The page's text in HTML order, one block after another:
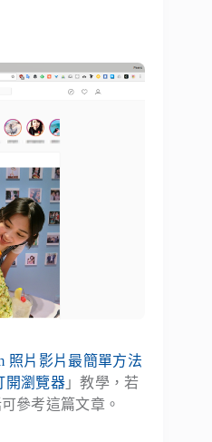
照片影片最簡單方法
開瀏覽器 」教學，若
參考這篇文章。